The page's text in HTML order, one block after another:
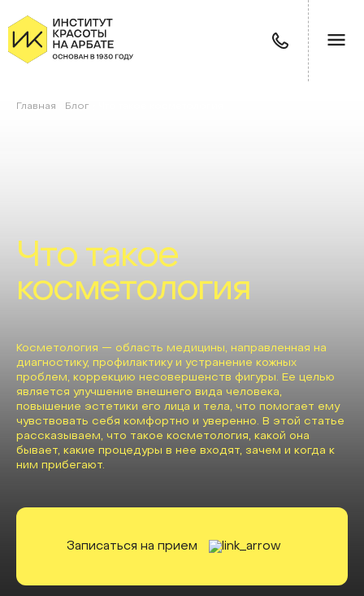
Главная Блог
Что такое
косметология
Косметология — область медицины, направленная на
диагностику, профилактику и устранение кожных
проблем, коррекцию несовершенств фигуры. Ее целью
является улучшение внешнего вида человека,
повышение эстетики его лица и тела, что помогает ему
чувствовать себя комфортно и уверенно. В этой статье
рассказываем, что такое косметология, какой она
бывает, какие процедуры в нее входят, зачем и когда к
ним прибегают.
Записаться на прием